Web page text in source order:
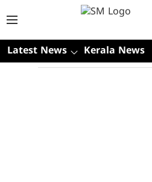
Latest News Kerala News